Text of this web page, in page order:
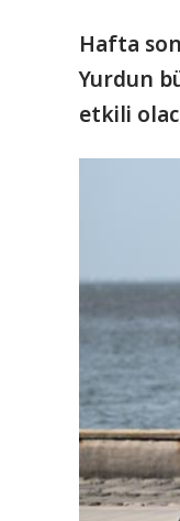
Hafta
Yurdun
etkili